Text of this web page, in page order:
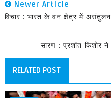
Newer Article
विचार : भारत के वन क्षेत्र में
सारण : प्रशांत किशोर
RELATED POST